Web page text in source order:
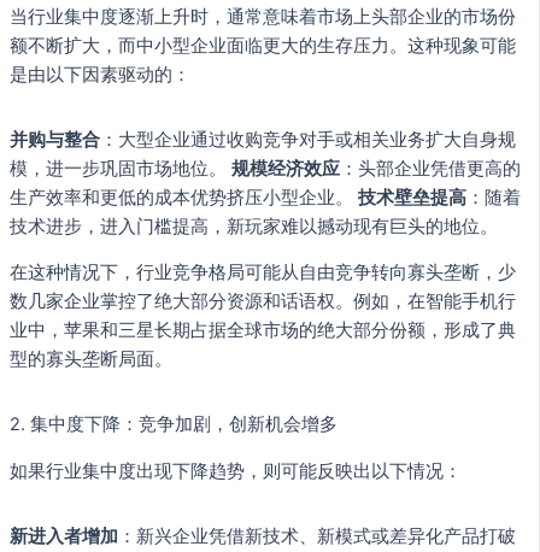
当行业集中度逐渐上升时，通常意味着市场上头部企业的市场份
额不断扩大，而中小型企业面临更大的生存压力。这种现象可能
是由以下因素驱动的：
并购与整合 ：大型企业通过收购竞争对手或相关业务扩大自身规
模，进一步巩固市场地位。 规模经济效应 ：头部企业凭借更高的
生产效率和更低的成本优势挤压小型企业。 技术壁垒提高 ：随着
技术进步，进入门槛提高，新玩家难以撼动现有巨头的地位。
在这种情况下，行业竞争格局可能从自由竞争转向寡头垄断，少
数几家企业掌控了绝大部分资源和话语权。例如，在智能手机行
业中，苹果和三星长期占据全球市场的绝大部分份额，形成了典
型的寡头垄断局面。
2. 集中度下降：竞争加剧，创新机会增多
如果行业集中度出现下降趋势，则可能反映出以下情况：
新进入者增加 ：新兴企业凭借新技术、新模式或差异化产品打破